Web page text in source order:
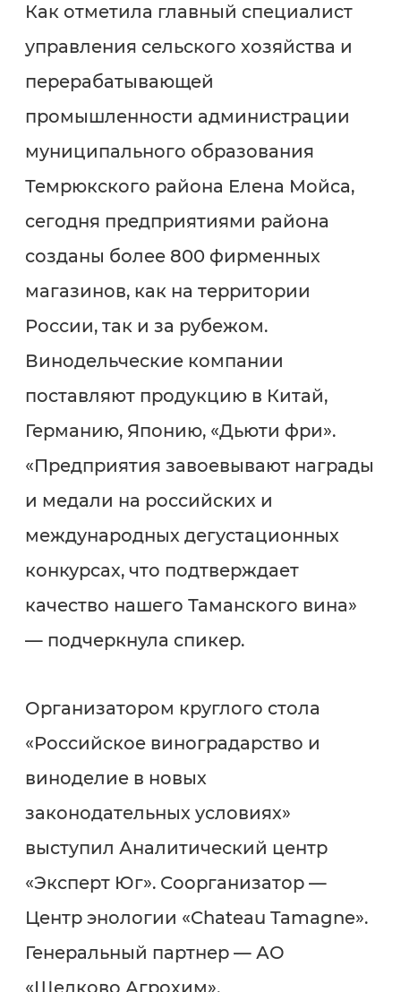
Как отметила главный специалист
управления сельского хозяйства и
перерабатывающей
промышленности администрации
муниципального образования
Темрюкского района Елена Мойса,
сегодня предприятиями района
созданы более 800 фирменных
магазинов, как на территории
России, так и за рубежом.
Винодельческие компании
поставляют продукцию в Китай,
Германию, Японию, «Дьюти фри».
«Предприятия завоевывают награды
и медали на российских и
международных дегустационных
конкурсах, что подтверждает
качество нашего Таманского вина»
— подчеркнула спикер.
Организатором круглого стола
«Российское виноградарство и
виноделие в новых
законодательных условиях»
выступил Аналитический центр
«Эксперт Юг». Соорганизатор —
Центр энологии «Chateau Tamagne».
Генеральный партнер — АО
«Щелково Агрохим».